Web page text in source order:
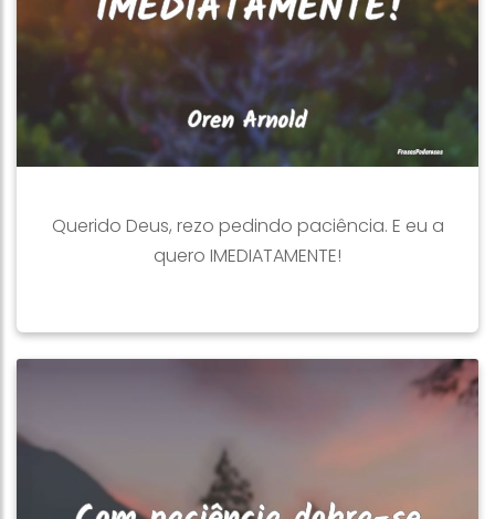
Querido Deus, rezo pedindo paciência. E eu a
quero IMEDIATAMENTE!